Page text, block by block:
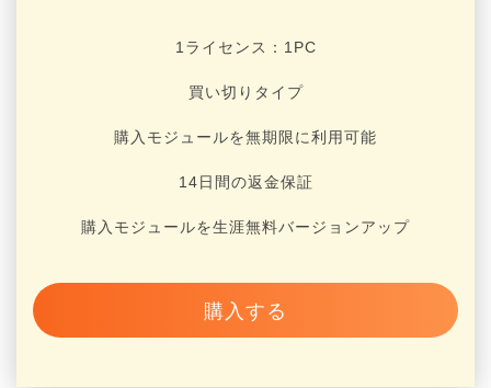
1ライセンス：1 PC
買い切りタイプ
購入モジュールを無期限に利用可能
14日間の返金保証
購入モジュールを生涯無料バージョンアップ
購入する